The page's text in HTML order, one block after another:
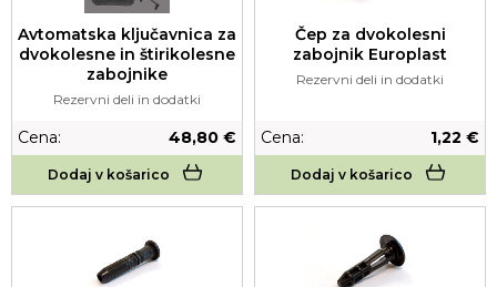
Avtomatska ključavnica za
dvokolesne in štirikolesne
zabojnike
Rezervni deli in dodatki
Cena: 48,80 €
Dodaj v košarico
Čep za dvokolesni
zabojnik Europlast
Rezervni deli in dodatki
Cena: 1,22 €
Dodaj v košarico